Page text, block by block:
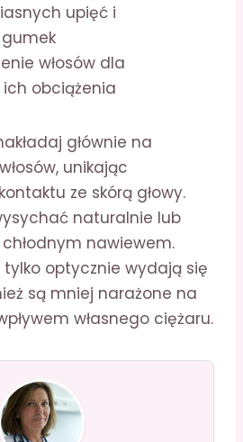
upięć i
włosów dla
obciążenia
głównie na
unikając
ze skórą głowy.
naturalnie lub
nawiewem.
tylko optycznie wydają się
są mniej narażone na
własnego ciężaru.